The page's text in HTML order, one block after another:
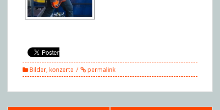
Bilder,konzerte permalink